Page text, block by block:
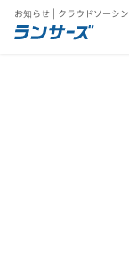
お知らせ | クラウドソーシン